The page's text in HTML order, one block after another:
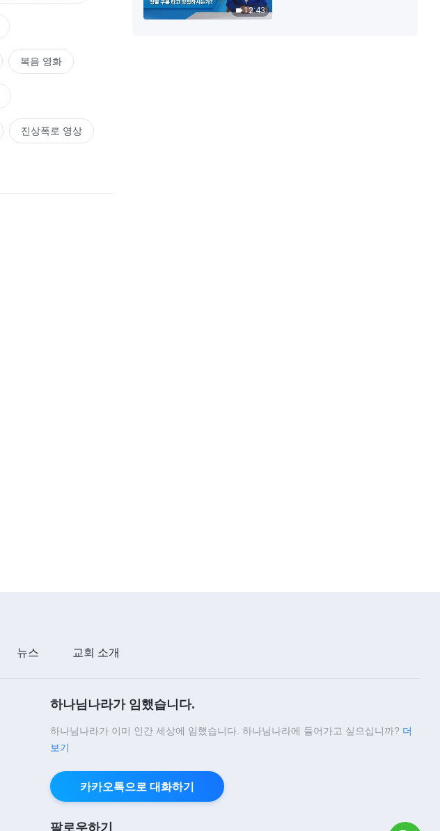
6:20
5:20
복음 영화
진상폭로 영상
12:43
뉴스 교회 소개
하나님나라가 임했습니다.
하나님나라가 이미 인간 세상에 임했습니다. 하나님나라에 들어가고 싶으십니까? 더
보기
카카오톡으로 대화하기
팔로우하기